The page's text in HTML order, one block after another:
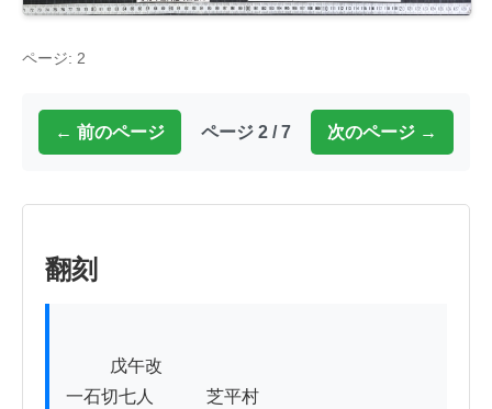
ページ: 2
← 前のページ ページ 2 / 7 次のページ →
翻刻
一石切七人　　　芝平村